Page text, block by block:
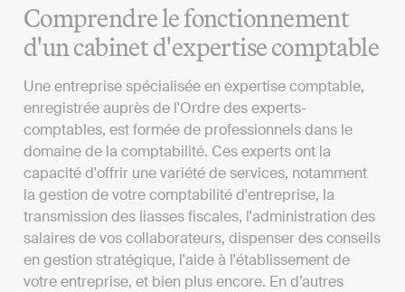
Comprendre le fonctionnement
d'un cabinet d'expertise comptable
Une entreprise spécialisée en expertise comptable,
enregistrée auprès de l'Ordre des experts-
comptables, est formée de professionnels dans le
domaine de la comptabilité. Ces experts ont la
capacité d'offrir une variété de services, notamment
la gestion de votre comptabilité d'entreprise, la
transmission des liasses fiscales, l'administration des
salaires de vos collaborateurs, dispenser des conseils
en gestion stratégique, l'aide à l'établissement de
votre entreprise, et bien plus encore. En d’autres